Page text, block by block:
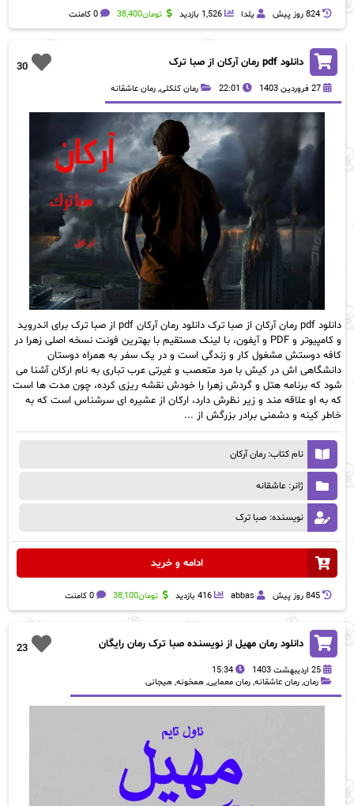
824 روز پيش یلدا 1,526 بازدید تومان38,400 0 کامنت
30 دانلود pdf رمان آرکان از صبا ترک
27 فروردین 1403 22:01 رمان کلکلی, رمان عاشقانه
دانلود pdf رمان آرکان از صبا ترک دانلود رمان آرکان pdf از صبا ترک برای اندروید
و کامپیوتر و PDF و آیفون، با لینک مستقیم با بهترین فونت نسخه اصلی زهرا در
کافه دوستش مشغول کار و زندگی است و در یک سفر به همراه دوستان
دانشگاهی اش در کیش با مرد متعصب و غیرتی عرب تباری به نام ارکان آشنا می
شود که برنامه هتل و گردش زهرا را خودش نقشه ریزی کرده، چون مدت ها است
که به او علاقه مند و زیر نظرش دارد، ارکان از عشیره ای سرشناس است که به
خاطر کینه و دشمنی برادر بزرگش از ...
نام کتاب: رمان آرکان
ژانر: عاشقانه
نویسنده: صبا ترک
ادامه و خرید
845 روز پيش abbas 416 بازدید تومان38,100 0 کامنت
23 دانلود رمان مهیل از نویسنده صبا ترک رمان رایگان
25 اردیبهشت 1403
15:34
رمان, رمان عاشقانه, رمان معمایی, همخونه, هیجانی